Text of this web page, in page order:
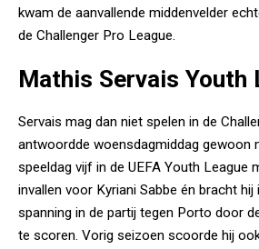
kwam de aanvallende middenvelder
de Challenger Pro League.
Mathis Servais Youth
Servais mag dan niet spelen in de
antwoordde woensdagmiddag gewoon
speeldag vijf in de UEFA Youth League
invallen voor Kyriani Sabbe én bracht
spanning in de partij tegen Porto door
te scoren. Vorig seizoen scoorde hij